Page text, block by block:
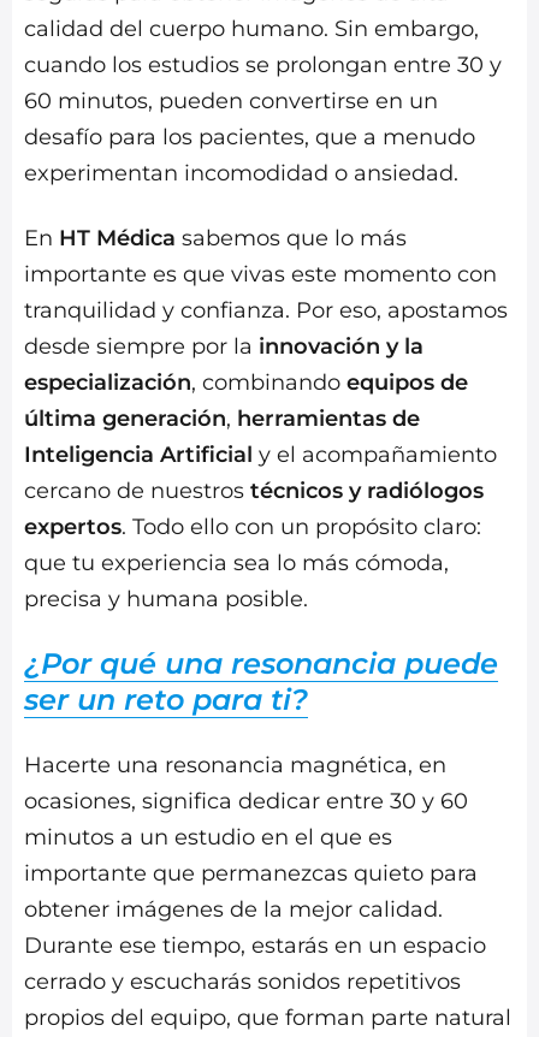
calidad del cuerpo humano. Sin embargo,
cuando los estudios se prolongan entre 30 y
60 minutos, pueden convertirse en un
desafío para los pacientes, que a menudo
experimentan incomodidad o ansiedad.
En HT Médica sabemos que lo más
importante es que vivas este momento con
tranquilidad y confianza. Por eso, apostamos
desde siempre por la innovación y la
especialización, combinando equipos de
última generación, herramientas de
Inteligencia Artificial y el acompañamiento
cercano de nuestros técnicos y radiólogos
expertos. Todo ello con un propósito claro:
que tu experiencia sea lo más cómoda,
precisa y humana posible.
¿Por qué una resonancia puede
ser un reto para ti?
Hacerte una resonancia magnética, en
ocasiones, significa dedicar entre 30 y 60
minutos a un estudio en el que es
importante que permanezcas quieto para
obtener imágenes de la mejor calidad.
Durante ese tiempo, estarás en un espacio
cerrado y escucharás sonidos repetitivos
propios del equipo, que forman parte natural